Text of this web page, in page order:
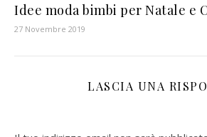
Idee moda bimbi per Natale e
27 Novembre 2019
LASCIA UNA